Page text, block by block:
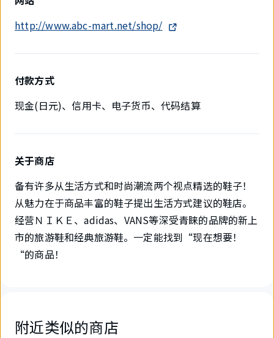
http://www.abc-mart.net/shop/
付款方式
现金(日元)、信用卡、电子货币、代码结算
关于商店
备有许多从生活方式和时尚潮流两个视点精选的鞋子！
从魅力在于商品丰富的鞋子提出生活方式建议的鞋店。
经营ＮＩＫＥ、adidas、VANS等深受青睐的品牌的新上
市的旅游鞋和经典旅游鞋。一定能找到“现在想要！
“的商品！
附近类似的商店